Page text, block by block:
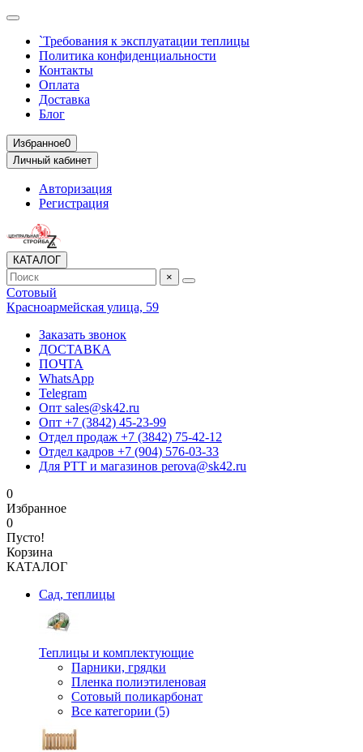
`Требования к эксплуатации теплицы
Политика конфиденциальности
Контакты
Оплата
Доставка
Блог
Избранное0
Личный кабинет
Авторизация
Регистрация
КАТАЛОГ
×
Сотовый
Красноармейская улица, 59
Заказать звонок
ДОСТАВКА
ПОЧТА
WhatsApp
Telegram
Опт sales@sk42.ru
Опт +7 (3842) 45-23-99
Отдел продаж +7 (3842) 75-42-12
Отдел кадров +7 (904) 576-03-33
Для РТТ и магазинов perova@sk42.ru
0
Избранное
0
Пусто!
Корзина
КАТАЛОГ
Сад, теплицы
Теплицы и комплектующие
Парники, грядки
Пленка полиэтиленовая
Сотовый поликарбонат
Все категории (5)